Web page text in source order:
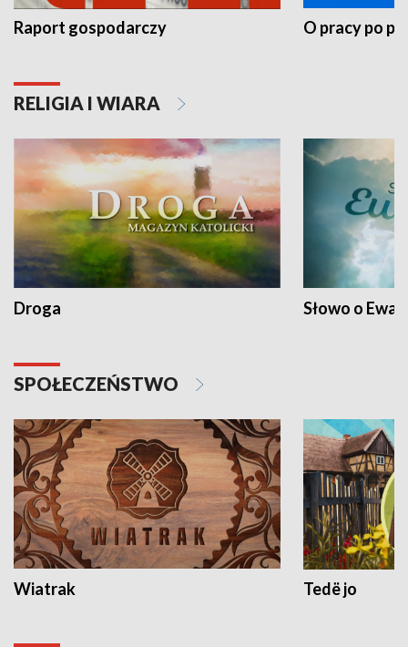
Raport gospodarczy O pracy po
RELIGIA I WIARA
Droga Słowo o
SPOŁECZEŃSTWO
Wiatrak Tedë jo